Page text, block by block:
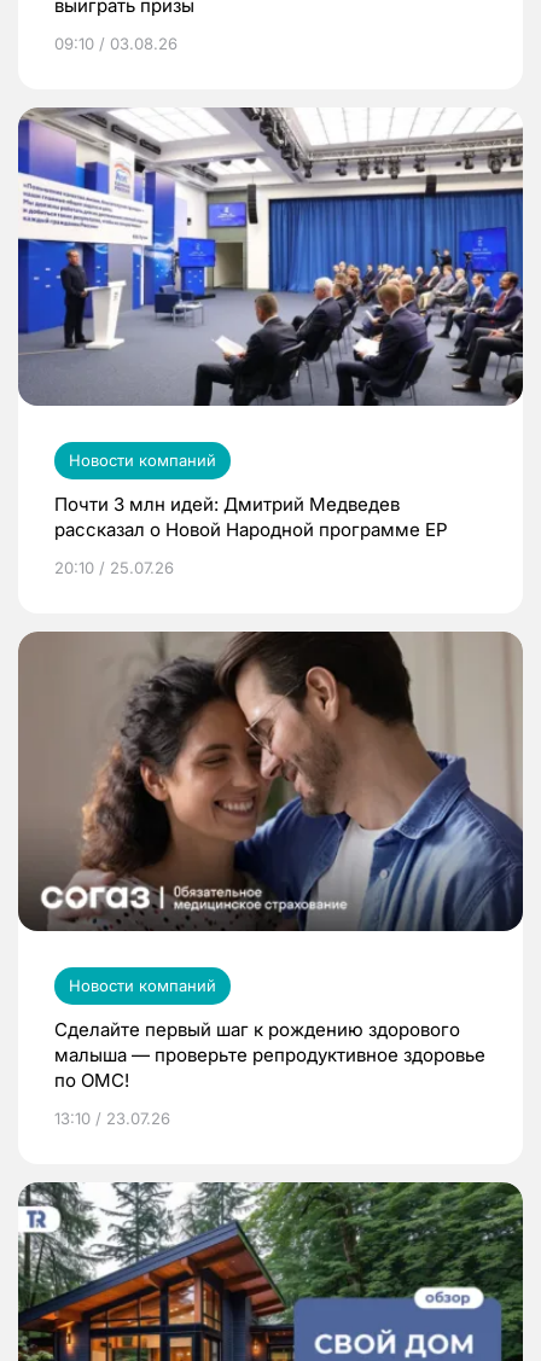
выиграть призы
09:10 / 03.08.26
Новости компаний
Почти 3 млн идей: Дмитрий Медведев
рассказал о Новой Народной программе ЕР
20:10 / 25.07.26
Новости компаний
Сделайте первый шаг к рождению здорового
малыша — проверьте репродуктивное здоровье
по ОМС!
13:10 / 23.07.26